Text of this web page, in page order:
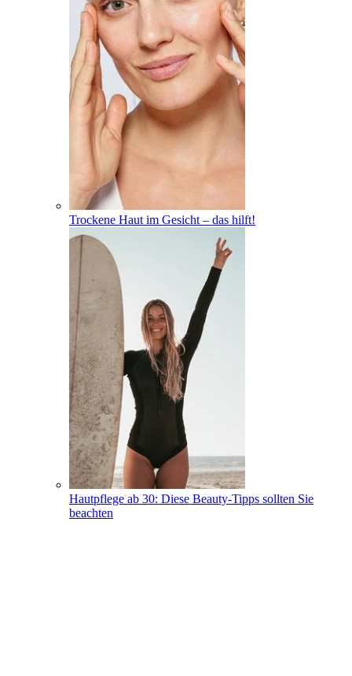
Trockene Haut im Gesicht – das hilft!
Hautpflege ab 30: Diese Beauty-Tipps sollten Sie
beachten